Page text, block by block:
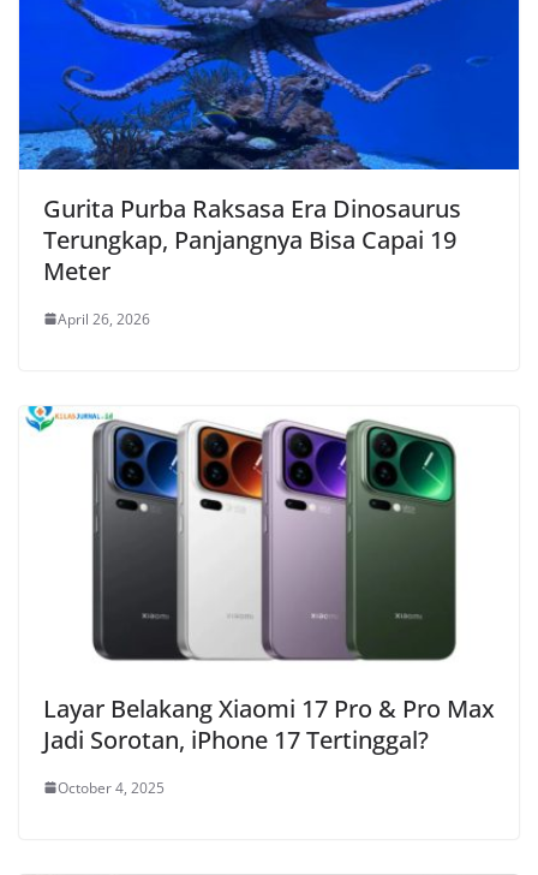
Gurita Purba Raksasa Era Dinosaurus
Terungkap, Panjangnya Bisa Capai 19
Meter
April 26, 2026
Layar Belakang Xiaomi 17 Pro & Pro Max
Jadi Sorotan, iPhone 17 Tertinggal?
October 4, 2025